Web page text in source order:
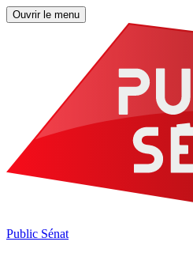
Ouvrir le menu
Public Sénat